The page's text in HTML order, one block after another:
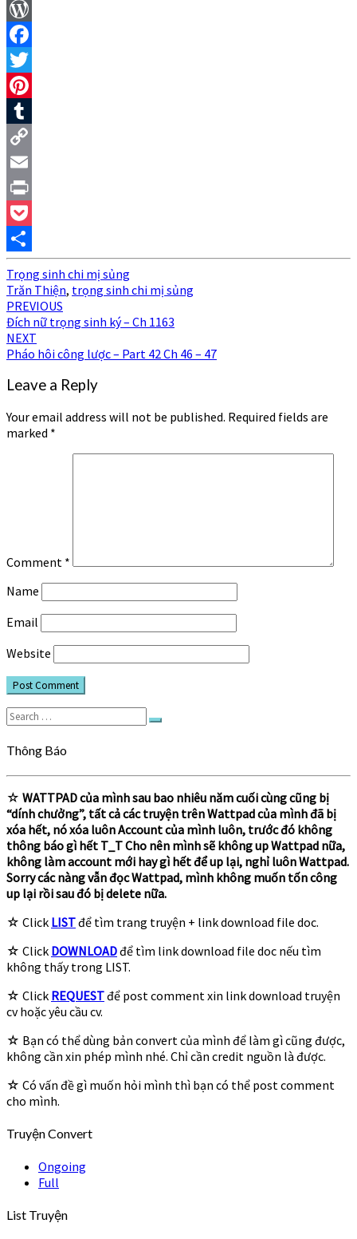
WordPress
Facebook
Twitter
Pinterest
Tumblr
Copy
Link
Email
Print
Pocket
Share
Trọng sinh chi mị sủng
Trăn Thiện, trọng sinh chi mị sủng
Post
navigation
PREVIOUS
Đích nữ trọng sinh ký – Ch 1163
NEXT
Pháo hôi công lược – Part 42 Ch 46 – 47
Leave a Reply
Your email address will not be published. Required fields are
marked *
Comment *
Name
Email
Website
Search
for:
Search
Thông Báo
☆ WATTPAD của mình sau bao nhiêu năm cuối cùng cũng bị
“dính chưởng”, tất cả các truyện trên Wattpad của mình đã bị
xóa hết, nó xóa luôn Account của mình luôn, trước đó không
thông báo gì hết T_T Cho nên mình sẽ không up Wattpad nữa,
không làm account mới hay gì hết để up lại, nghỉ luôn Wattpad.
Sorry các nàng vẫn đọc Wattpad, mình không muốn tốn công
up lại rồi sau đó bị delete nữa.
☆ Click LISTđể tìm trang truyện + link download file doc.
☆ Click DOWNLOADđể tìm link download file doc nếu tìm
không thấy trong LIST.
☆ Click REQUESTđể post comment xin link download truyện
cv hoặc yêu cầu cv.
☆ Bạn có thể dùng bản convert của mình để làm gì cũng được,
không cần xin phép mình nhé. Chỉ cần credit nguồn là được.
☆ Có vấn đề gì muốn hỏi mình thì bạn có thể post comment
cho mình.
Truyện Convert
Ongoing
Full
List Truyện